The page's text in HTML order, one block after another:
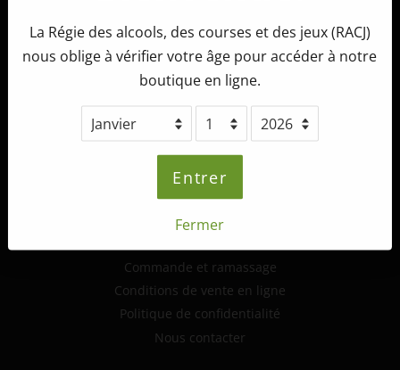
Tête d'Allumette Microbrasserie
265, route 132 ouest,
St-André-de-Kamouraska (Québec)
info@tetedallumette.com
418-493-2222
Informations supplémentaires
Commande et ramassage
Conditions de vente en ligne
Politique de confidentialité
Nous contacter
La Régie des alcools, des courses et des jeux (RACJ)
nous oblige à vérifier votre âge pour accéder à notre
boutique en ligne.
Entrer
Fermer